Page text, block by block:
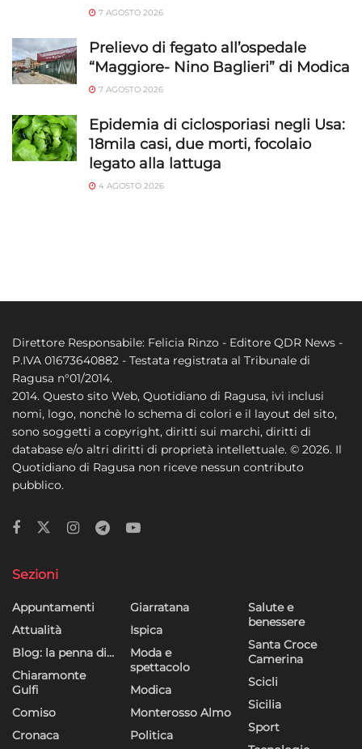
7 AGOSTO 2026
Prelievo di fegato all’ospedale
“Maggiore- Nino Baglieri” di Modica
7 AGOSTO 2026
Epidemia di ciclosporiasi negli Usa:
18mila casi, due morti, focolaio
legato alla lattuga
4 AGOSTO 2026
Direttore Responsabile: Felicia Rinzo - Editore QDR News -
P.IVA 01673640882 - Testata registrata al Tribunale di
Ragusa n°01/2014.
2014. Questo sito Web, Quotidiano di Ragusa, ivi inclusi
nomi, logo, nonchè lo schema di colori e il layout del sito,
sono soggetti a copyright, diritti sui marchi, diritti di
database e/o altri diritti di proprietà intellettuale. © 2026. Il
Quotidiano di Ragusa non riceve nessun contributo
pubblico.
Sezioni
Appuntamenti
Attualità
Blog: la penna di…
Chiaramonte
Gulfi
Comiso
Cronaca
Giarratana
Ispica
Moda e
spettacolo
Modica
Monterosso Almo
Politica
Salute e
benessere
Santa Croce
Camerina
Scicli
Sicilia
Sport